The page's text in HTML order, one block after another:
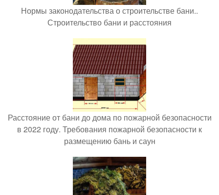
Нормы законодательства о строительстве бани..
Строительство бани и расстояния
Расстояние от бани до дома по пожарной безопасности
в 2022 году. Требования пожарной безопасности к
размещению бань и саун